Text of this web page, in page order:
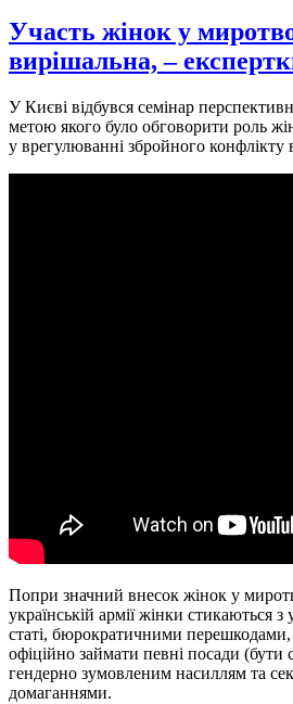
Участь жінок у
вирішальна, –
У Києві відбувся семінар
метою якого було обговорити роль
у врегулюванні збройного конфлікту
Попри значний внесок жінок у
українській армії жінки стикаються
статі, бюрократичними
офіційно займати певні посади
гендерно зумовленим насиллям та
домаганнями.